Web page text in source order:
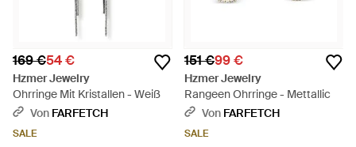
169 €54 €
Hzmer Jewelry
Ohrringe Mit Kristallen - Weiß
Von FARFETCH
SALE
151 €99 €
Hzmer Jewelry
Rangeen Ohrringe - Mettallic
Von FARFETCH
SALE